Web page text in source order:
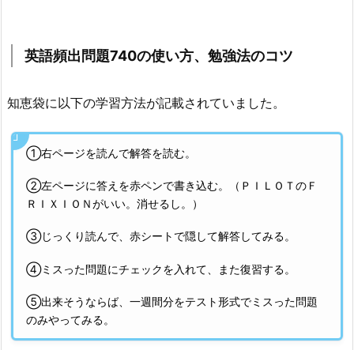
英語頻出問題740の使い方、勉強法のコツ
知恵袋に以下の学習方法が記載されていました。
①右ページを読んで解答を読む。
②左ページに答えを赤ペンで書き込む。（ＰＩＬＯＴのＦ
ＲＩＸＩＯＮがいい。消せるし。）
③じっくり読んで、赤シートで隠して解答してみる。
④ミスった問題にチェックを入れて、また復習する。
⑤出来そうならば、一週間分をテスト形式でミスった問題
のみやってみる。